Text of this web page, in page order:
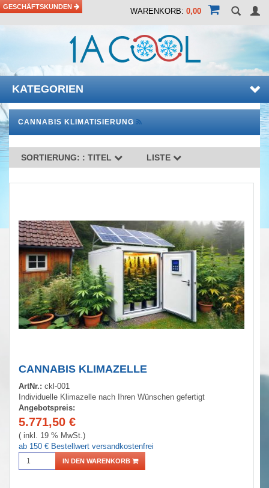
GESCHÄFTSKUNDEN WARENKORB: 0,00
KATEGORIEN
CANNABIS KLIMATISIERUNG
SORTIERUNG: : TITEL LISTE
CANNABIS KLIMAZELLE
ArtNr.: ckl-001
Individuelle Klimazelle nach Ihren Wünschen gefertigt
Angebotspreis:
5.771,50 €
( inkl. 19 % MwSt.)
ab 150 € Bestellwert versandkostenfrei
IN DEN WARENKORB